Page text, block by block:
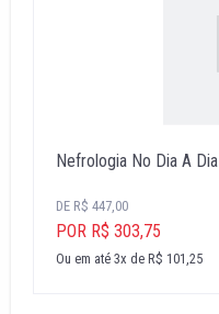
Nefrologia No Dia A Dia
DE R$ 447,00
POR R$ 303,75
Ou em até 3x de R$ 101,25